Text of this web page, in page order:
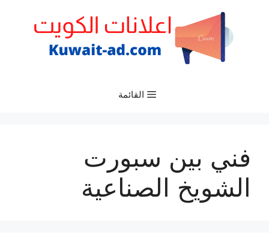
القائمة
فني بين سبورت
الشويخ الصناعية